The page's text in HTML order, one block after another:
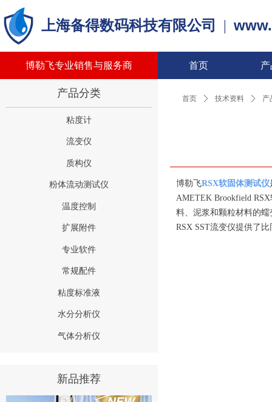
上海备得数码科技有限公司 |
首页
博勒飞专业销售与服务商
首页 ꄲ 技术资料 ꄲ 产
博勒飞RSX软固体测试仪
AMETEK Brookfield
料、泥浆和颗粒材料的蠕
RSX SST流变仪提供了
粘度计
流变仪
质构仪
粉体流动测试仪
温度控制
扩展附件
专业软件
常规配件
粘度标准液
水分分析仪
气体分析仪
产品分类
新品推荐